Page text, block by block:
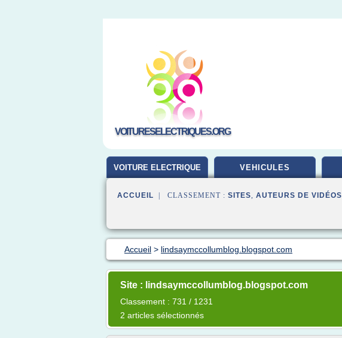
VOITURESELECTRIQUES.ORG
VOITURE ELECTRIQUE VEHICULES
ACCUEIL | CLASSEMENT : SITES, AUTEURS DE VIDÉOS
Accueil > lindsaymccollumblog.blogspot.com
Site : lindsaymccollumblog.blogspot.com
Classement : 731 / 1231
2 articles sélectionnés